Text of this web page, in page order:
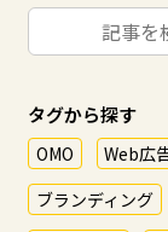
タグから探す
OMO Web広
ブランディング